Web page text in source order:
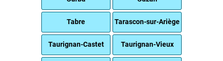
Tabre Tarascon-sur-Ariège
Taurignan-Castet Taurignan-Vieux